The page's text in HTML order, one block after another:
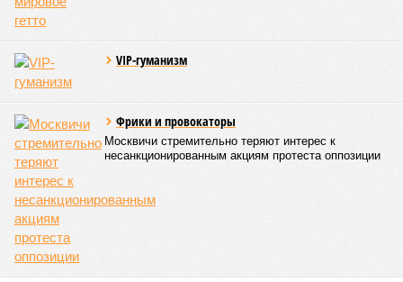
VIP-гуманизм
Фрики и провокаторы
Москвичи стремительно теряют интерес к
несанкционированным акциям протеста оппозиции